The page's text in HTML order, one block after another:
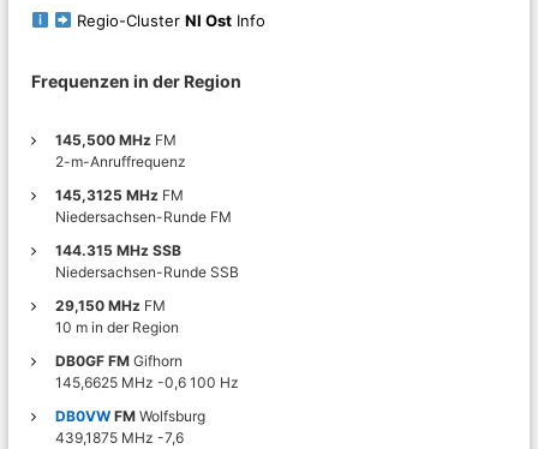
Regio-Cluster NI OstInfo
Frequenzen in der Region
145,500 MHz FM
2-m-Anruffrequenz
145,3125 MHz FM
Niedersachsen-Runde FM
144.315 MHz SSB
Niedersachsen-Runde SSB
29,150 MHz FM
10 m in der Region
DB0GF FM Gifhorn
145,6625 MHz -0,6 100 Hz
DB0VW FM Wolfsburg
439,1875 MHz -7,6